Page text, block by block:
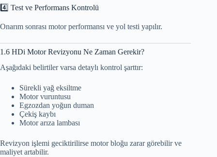
4️⃣ Test ve Performans Kontrolü
Onarım sonrası motor performansı ve yol testi yapılır.
1.6 HDi Motor Revizyonu Ne Zaman Gerekir?
Aşağıdaki belirtiler varsa detaylı kontrol şarttır:
Sürekli yağ eksiltme
Motor vuruntusu
Egzozdan yoğun duman
Çekiş kaybı
Motor arıza lambası
Revizyon işlemi geciktirilirse motor bloğu zarar görebilir ve
maliyet artabilir.